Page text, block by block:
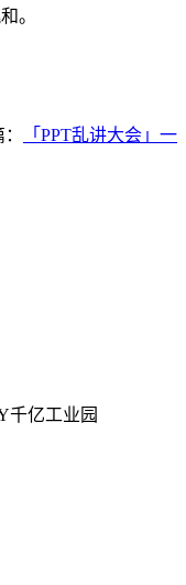
。
「PPT乱讲大会」一
千亿工业园